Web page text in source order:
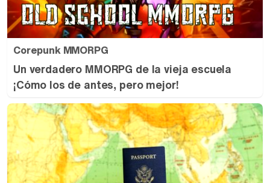
Corepunk MMORPG
Un verdadero MMORPG de la vieja escuela
¡Cómo los de antes, pero mejor!